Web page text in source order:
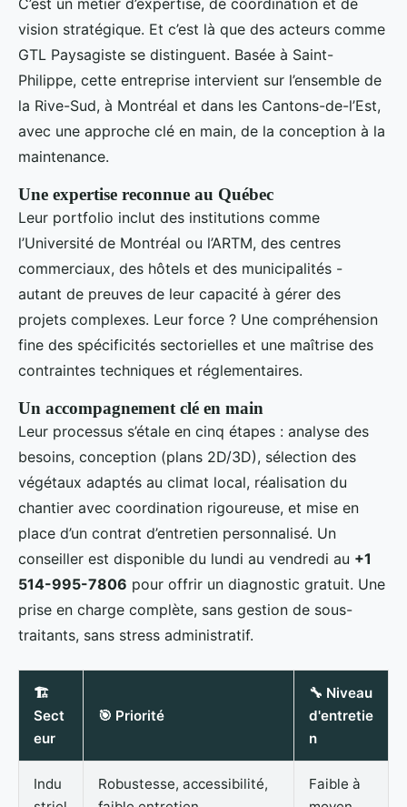
vision stratégique. Et c’est là que des acteurs comme
GTL Paysagiste se distinguent. Basée à Saint-
Philippe, cette entreprise intervient sur l’ensemble de
la Rive-Sud, à Montréal et dans les Cantons-de-l’Est,
avec une approche clé en main, de la conception à la
maintenance.
Une expertise reconnue au Québec
Leur portfolio inclut des institutions comme
l’Université de Montréal ou l’ARTM, des centres
commerciaux, des hôtels et des municipalités -
autant de preuves de leur capacité à gérer des
projets complexes. Leur force ? Une compréhension
fine des spécificités sectorielles et une maîtrise des
contraintes techniques et réglementaires.
Un accompagnement clé en main
Leur processus s’étale en cinq étapes : analyse des
besoins, conception (plans 2D/3D), sélection des
végétaux adaptés au climat local, réalisation du
chantier avec coordination rigoureuse, et mise en
place d’un contrat d’entretien personnalisé. Un
conseiller est disponible du lundi au vendredi au +1
514-995-7806 pour offrir un diagnostic gratuit. Une
prise en charge complète, sans gestion de sous-
traitants, sans stress administratif.
🏗️
Sect
eur
🎯 Priorité
🔧 Niveau
d'entretie
n
Indu
Robustesse, accessibilité,
Faible à